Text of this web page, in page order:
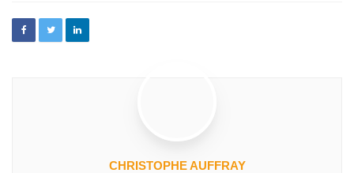
CHRISTOPHE AUFFRAY